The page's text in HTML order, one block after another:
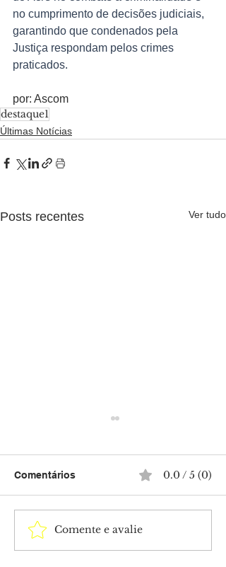
no cumprimento de decisões judiciais,
garantindo que condenados pela
Justiça respondam pelos crimes
praticados.
por: Ascom
destaque1
Últimas Notícias
Posts recentes Ver tudo
Homem é brutalmente
Comentários 0.0 / 5 (0)
Comente e avalie